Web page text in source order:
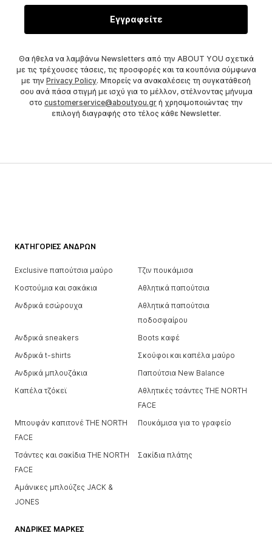
Εγγραφείτε
Θα ήθελα να λαμβάνω Newsletters από την ABOUT YOU σχετικά
με τις τρέχουσες τάσεις, τις προσφορές και τα κουπόνια σύμφωνα
με την Privacy Policy. Μπορείς να ανακαλέσεις τη συγκατάθεσή
σου ανά πάσα στιγμή με ισχύ για το μέλλον, στέλνοντας μήνυμα
στο customerservice@aboutyou.gr ή χρησιμοποιώντας την
επιλογή διαγραφής στο τέλος κάθε Newsletter.
ΚΑΤΗΓΟΡΊΕΣ ΑΝΔΡΏΝ
Exclusive παπούτσια μαύρο
Τζιν πουκάμισα
Κοστούμια και σακάκια
Αθλητικά παπούτσια
Ανδρικά εσώρουχα
Αθλητικά παπούτσια
ποδοσφαίρου
Ανδρικά sneakers
Boots καφέ
Ανδρικά t-shirts
Σκούφοι και καπέλα μαύρο
Ανδρικά μπλουζάκια
Παπούτσια New Balance
Καπέλα τζόκεϊ
Αθλητικές τσάντες THE NORTH
FACE
Μπουφάν καπιτονέ THE NORTH
FACE
Πουκάμισα για το γραφείο
Τσάντες και σακίδια THE NORTH
FACE
Σακίδια πλάτης
Αμάνικες μπλούζες JACK &
JONES
ΑΝΔΡΙΚΈΣ ΜΆΡΚΕΣ